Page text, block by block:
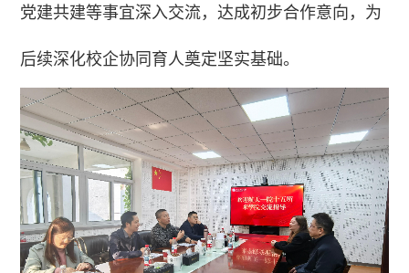
党建共建等事宜深入交流，达成初步合作意向，为
后续深化校企协同育人奠定坚实基础。